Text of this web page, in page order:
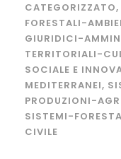
CATEGORIZZATO,
FORESTALI-
GIURIDICI-
TERRITORIALI-
SOCIALE E
MEDITERRANEI,
PRODUZIONI-
SISTEMI-
CIVILE